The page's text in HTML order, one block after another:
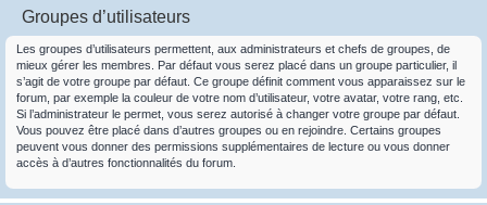
Groupes d’utilisateurs
Les groupes d’utilisateurs permettent, aux administrateurs et chefs de groupes, de
mieux gérer les membres. Par défaut vous serez placé dans un groupe particulier, il
s’agit de votre groupe par défaut. Ce groupe définit comment vous apparaissez sur le
forum, par exemple la couleur de votre nom d’utilisateur, votre avatar, votre rang, etc.
Si l’administrateur le permet, vous serez autorisé à changer votre groupe par défaut.
Vous pouvez être placé dans d’autres groupes ou en rejoindre. Certains groupes
peuvent vous donner des permissions supplémentaires de lecture ou vous donner
accès à d’autres fonctionnalités du forum.